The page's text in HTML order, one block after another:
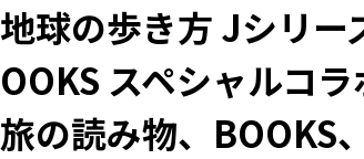
地球の歩き方 Jシリ
OOKS スペシャルコ
旅の読み物、BOOKS